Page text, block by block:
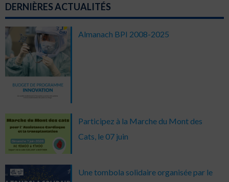
DERNIÈRES ACTUALITÉS
Almanach BPI 2008-2025
Participez à la Marche du Mont des
Cats, le 07 juin
Une tombola solidaire organisée par le